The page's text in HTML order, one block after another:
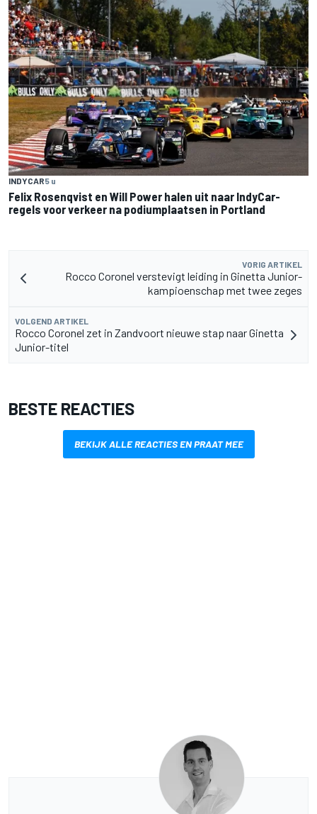
INDYCAR5 u
Felix Rosenqvist en Will Power halen uit naar IndyCar-
regels voor verkeer na podiumplaatsen in Portland
VORIG ARTIKEL
Rocco Coronel verstevigt leiding in Ginetta Junior-
kampioenschap met twee zeges
VOLGEND ARTIKEL
Rocco Coronel zet in Zandvoort nieuwe stap naar Ginetta
Junior-titel
BESTE REACTIES
BEKIJK ALLE REACTIES EN PRAAT MEE